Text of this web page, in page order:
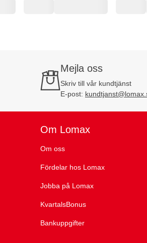
Mejla oss
Skriv till vår kundtjänst
E-post:
Om Lomax
Om oss
Fördelar hos Lomax
Jobba på Lomax
KvartalsBonus
Bankuppgifter